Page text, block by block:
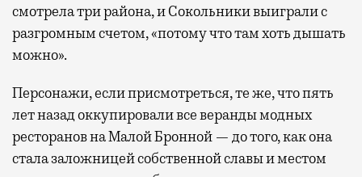
смотрела три района, и Сокольники выиграли с
разгромным счетом, «потому что там хоть дышать
можно».
Персонажи, если присмотреться, те же, что пять
лет назад оккупировали все веранды модных
ресторанов на Малой Бронной — до того, как она
стала заложницей собственной славы и местом